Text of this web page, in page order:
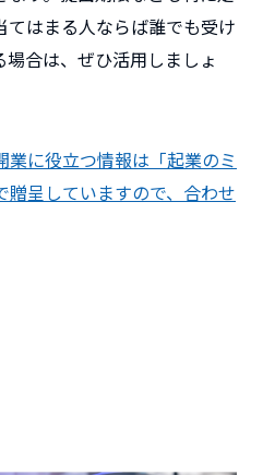
はまる人ならば誰でも受け
合は、ぜひ活用しましょ
業に役立つ情報は「起業のミ
贈呈していますので、合わせ